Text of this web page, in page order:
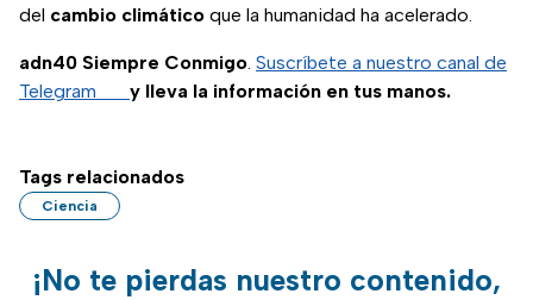
del cambio climático que la humanidad ha acelerado.
adn40 Siempre Conmigo. Suscríbete a nuestro canal de
Telegram y lleva la información en tus manos.
Tags relacionados
Ciencia
¡No te pierdas nuestro contenido,